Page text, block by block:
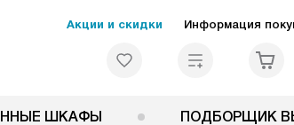
Акции и скидки Информация
ШКАФЫ ПОДБОРЩИК